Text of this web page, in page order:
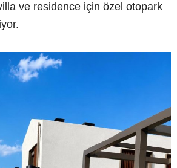
ve residence için özel otopark